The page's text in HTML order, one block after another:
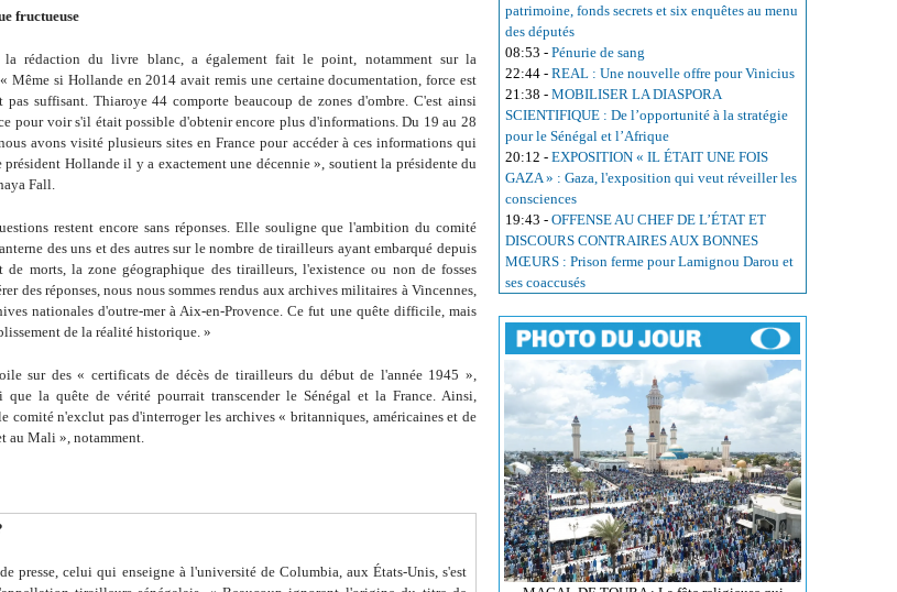
fructueuse
rédaction du livre blanc, a également fait le point, notamment sur la
Même si Hollande en 2014 avait remis une certaine documentation, force est
pas suffisant. Thiaroye 44 comporte beaucoup de zones d'ombre. C'est ainsi
pour voir s'il était possible d'obtenir encore plus d'informations. Du 19 au 28
avons visité plusieurs sites en France pour accéder à ces informations qui
président Hollande il y a exactement une décennie », soutient la présidente du
Fall.
restent encore sans réponses. Elle souligne que l'ambition du comité
des uns et des autres sur le nombre de tirailleurs ayant embarqué depuis
de morts, la zone géographique des tirailleurs, l'existence ou non de fosses
des réponses, nous nous sommes rendus aux archives militaires à Vincennes,
nationales d'outre-mer à Aix-en-Provence. Ce fut une quête difficile, mais
de la réalité historique. »
sur des « certificats de décès de tirailleurs du début de l'année 1945 »,
que la quête de vérité pourrait transcender le Sénégal et la France. Ainsi,
comité n'exclut pas d'interroger les archives « britanniques, américaines et de
au Mali », notamment.
presse, celui qui enseigne à l'université de Columbia, aux États-Unis, s'est
patrimoine, fonds secrets et six enquêtes au menu
des députés
08:53 - Pénurie de sang
22:44 - REAL : Une nouvelle offre pour Vinicius
21:38 - MOBILISER LA DIASPORA
SCIENTIFIQUE : De l’opportunité à la stratégie
pour le Sénégal et l’Afrique
20:12 - EXPOSITION « IL ÉTAIT UNE FOIS
GAZA » : Gaza, l'exposition qui veut réveiller les
consciences
19:43 - OFFENSE AU CHEF DE L’ÉTAT ET
DISCOURS CONTRAIRES AUX BONNES
MŒURS : Prison ferme pour Lamignou Darou et
ses coaccusés